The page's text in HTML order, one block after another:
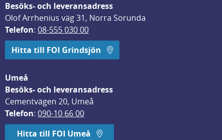
Besöks- och leveransadress
Olof Arrhenius väg 31, Norra Sorunda
Telefon: 08-555 030 00
Hitta till FOI Grindsjön
Umeå
Besöks- och leveransadress
Cementvägen 20, Umeå
Telefon: 090-10 66 00
Hitta till FOI Umeå